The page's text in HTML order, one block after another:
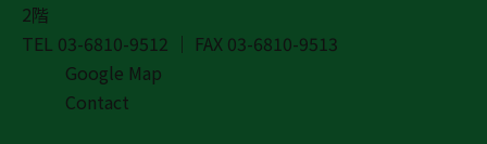
2階
TEL 03-6810-9512 ｜ FAX 03-6810-9513
Google Map
Contact